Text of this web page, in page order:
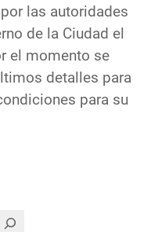
las autoridades
de la Ciudad el
el momento se
detalles para
para su